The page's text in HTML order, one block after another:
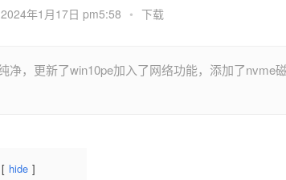
2024年1月17日 pm5:58 • 下载
净，更新了win10pe加入了网络功能，添加了nvme
hide